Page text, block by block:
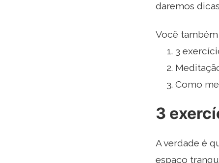
daremos
Você também
3
Como
3
A verdade é
espaço